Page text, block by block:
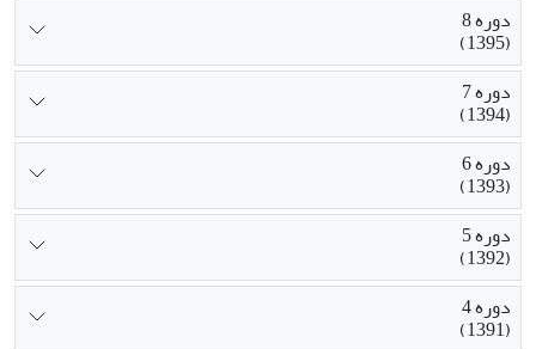
دوره 8
(1395)
دوره 7
(1394)
دوره 6
(1393)
دوره 5
(1392)
دوره 4
(1391)